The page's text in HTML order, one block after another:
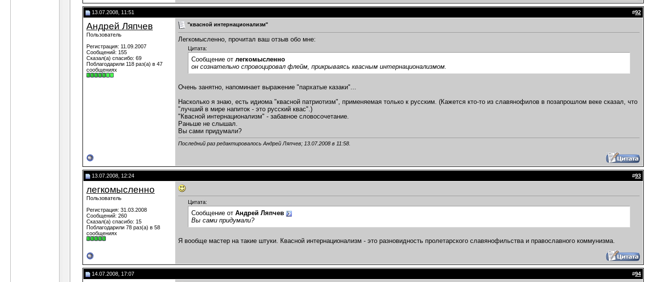
13.07.2008, 11:51 #92
Андрей Ляпчев
Пользователь
Регистрация: 11.09.2007
Сообщений: 155
Сказал(а) спасибо: 69
Поблагодарили 118 раз(а) в 47
сообщениях
"квасной интернационализм"
Легкомысленно, прочитал ваш отзыв обо мне:
Цитата:
Сообщение от легкомысленно
он сознательно спровоцировал флейм, прикрываясь квасным интернационализмом.
Очень занятно, напоминает выражение "пархатые казаки"...
Насколько я знаю, есть идиома "квасной патриотизм", применяемая только к русским. (Кажется кто-то из славянофилов в позапрошлом веке сказал, что
"лучший в мире напиток - это русский квас".)
"Квасной интернационализм" - забавное словосочетание.
Раньше не слышал.
Вы сами придумали?
Последний раз редактировалось Андрей Ляпчев; 13.07.2008 в 11:58
13.07.2008, 12:24 #93
легкомысленно
Пользователь
Регистрация: 31.03.2008
Сообщений: 260
Сказал(а) спасибо: 15
Поблагодарили 78 раз(а) в 58
сообщениях
Цитата:
Сообщение от Андрей Ляпчев
Вы сами придумали?
Я вообще мастер на такие штуки. Квасной интернационализм - это разновидность пролетарского славянофильства и православного коммунизма.
14.07.2008, 17:07 #94